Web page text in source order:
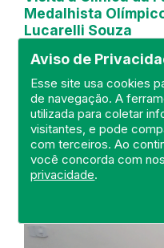
Aviso de
Esse site usa cookies
de navegação. A
utilizada para coletar
visitantes, e pode
com terceiros. Ao
você concorda com
privacidade.
Medalhista
Lucarelli Souza
DEFIS
21 de October de 2024
FISCALIZAÇÃO
RIO DE
UNIDADE BÁSICA
DEFIS
REGIÃO METROPOLITANA I.